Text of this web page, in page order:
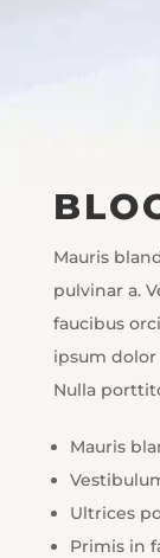
Mauris
pulvinar a.
faucibus
ipsum
Nulla
Mauris
Ultrices
Primis in